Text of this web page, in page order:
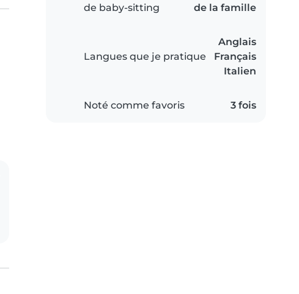
de baby-sitting
de la famille
Langues que je pratique
Anglais
Français
Italien
Noté comme favoris 3 fois